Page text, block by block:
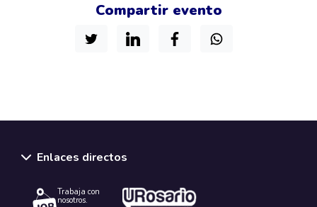
Compartir evento
Enlaces directos
Trabaja con
nosotros.